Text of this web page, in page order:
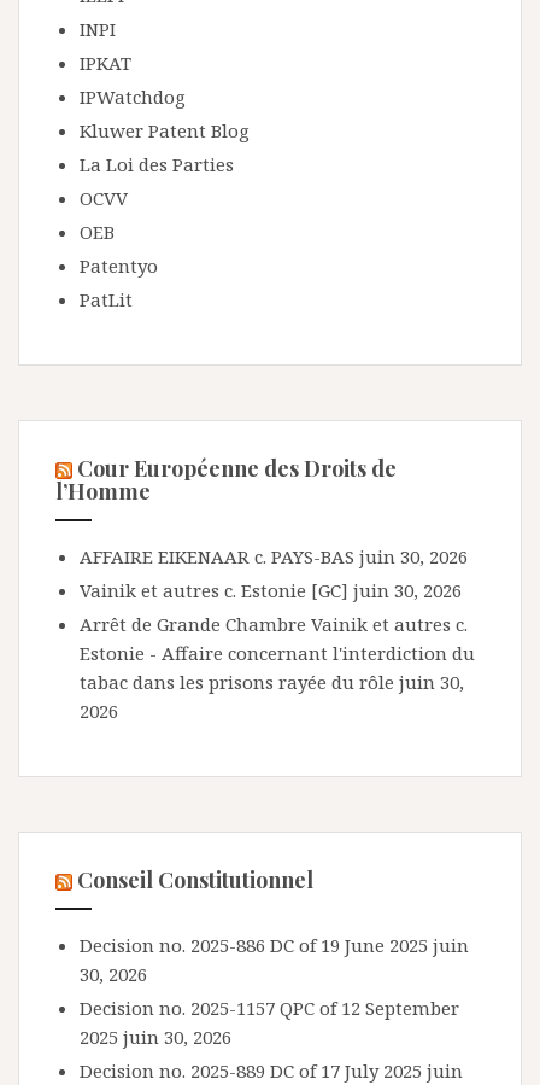
INPI
IPKAT
IPWatchdog
Kluwer Patent Blog
La Loi des Parties
OCVV
OEB
Patentyo
PatLit
Cour Européenne des Droits de
l’Homme
AFFAIRE EIKENAAR c. PAYS-BAS juin 30, 2026
Vainik et autres c. Estonie [GC] juin 30, 2026
Arrêt de Grande Chambre Vainik et autres c.
Estonie - Affaire concernant l'interdiction du
tabac dans les prisons rayée du rôle juin 30,
2026
Conseil Constitutionnel
Decision no. 2025-886 DC of 19 June 2025 juin
30, 2026
Decision no. 2025-1157 QPC of 12 September
2025 juin 30, 2026
Decision no. 2025-889 DC of 17 July 2025 juin